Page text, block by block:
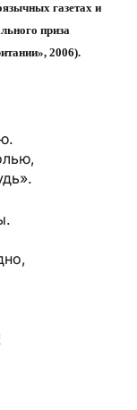
газетах и
приза
2006).